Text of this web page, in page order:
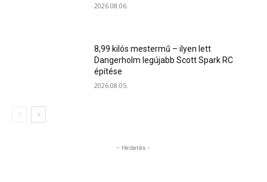
2026.08.06.
8,99 kilós mestermű – ilyen lett
Dangerholm legújabb Scott Spark RC
építése
2026.08.05.
- Hirdetés -